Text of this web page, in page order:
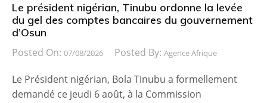
Le président nigérian, Tinubu ordonne la levée
du gel des comptes bancaires du gouvernement
d’Osun
Posted On: 07/08/2026 Posted By: Agence Afrique
Le Président nigérian, Bola Tinubu a formellement
demandé ce jeudi 6 août, à la Commission